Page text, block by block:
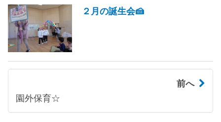
２月の誕生会🍰
前へ
園外保育☆